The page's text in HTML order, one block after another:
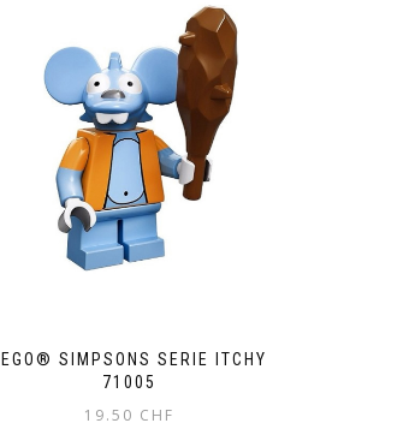
LEGO® SIMPSONS SERIE ITCHY
71005
19.50 CHF